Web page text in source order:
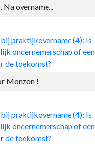
Na overname...
praktijkovername (4): Is
ondernemerschap of een
de toekomst?
Monzon !
praktijkovername (4): Is
ondernemerschap of een
de toekomst?